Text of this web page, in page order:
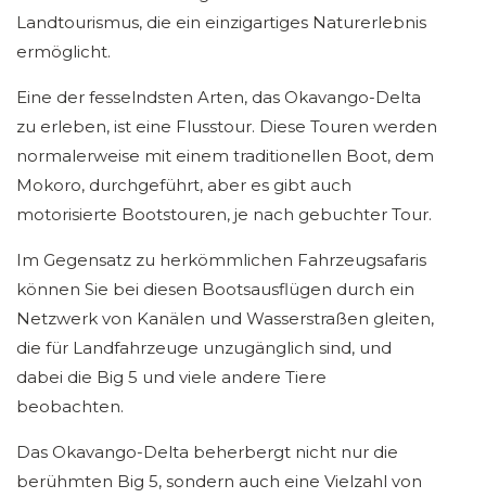
Landtourismus, die ein einzigartiges Naturerlebnis
ermöglicht.
Eine der fesselndsten Arten, das Okavango-Delta
zu erleben, ist eine Flusstour. Diese Touren werden
normalerweise mit einem traditionellen Boot, dem
Mokoro, durchgeführt, aber es gibt auch
motorisierte Bootstouren, je nach gebuchter Tour.
Im Gegensatz zu herkömmlichen Fahrzeugsafaris
können Sie bei diesen Bootsausflügen durch ein
Netzwerk von Kanälen und Wasserstraßen gleiten,
die für Landfahrzeuge unzugänglich sind, und
dabei die Big 5 und viele andere Tiere
beobachten.
Das Okavango-Delta beherbergt nicht nur die
berühmten Big 5, sondern auch eine Vielzahl von